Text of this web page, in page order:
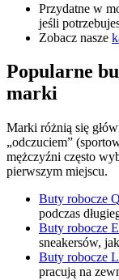
Przydatne w
jeśli
Zobacz nasze
Popularne
marki
Marki różnią się
„odczuciem”
mężczyźni często
pierwszym miejscu.
Buty robocze
podczas
Buty robocze
sneakersów,
Buty robocze
pracują na